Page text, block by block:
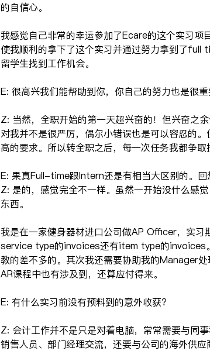
的自信心。
我感觉自己非常的幸运参加了Ecare的这个实习项
使我顺利的拿下了这个实习并通过努力拿到了
留学生找到工作机会。
E: 很高兴我们能帮助到你，你自己的努力也是很
Z: 当然，全职开始的第一天超兴奋的！但兴奋之
对我并不是很严厉，偶尔小错误也是可以容忍的
高的要求。所以转全职之后，每一次任务我都争取
E: 果真Full-time跟Intern还是有相当大区别的。
Z: 是的，感觉完全不一样。虽然一开始没什么感
东西。
我是在一家健身器材进口公司做AP Officer，实
service type的invoices还有item type的invoices
教的差不多的。其次我还需要协助我的Manager
AR课程中也有涉及到，还算应付得来。
E: 有什么实习前没有预料到的意外收获？
Z: 会计工作并不是只是对着电脑，常常需要与同
销售人员、部门经理交流，还要与公司的海外供